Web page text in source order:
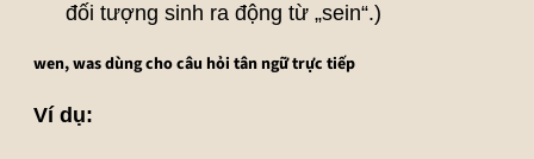
đối tượng sinh ra động từ „sein“.)
wen, was dùng cho câu hỏi tân ngữ trực tiếp
Ví dụ: